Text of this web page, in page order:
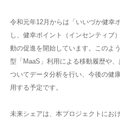
令和元年12月からは「いいづか健幸
し、健幸ポイント（インセンティブ
動の促進を開始しています。このよ
型「MaaS」利用による移動履歴や
ついてデータ分析を行い、今後の健
用する予定です。
未来シェアは、本プロジェクトにお